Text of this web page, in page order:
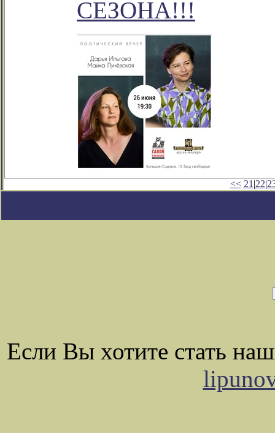
СЕЗОНА!!!
<< 21 |22|
Если Вы хотите стать